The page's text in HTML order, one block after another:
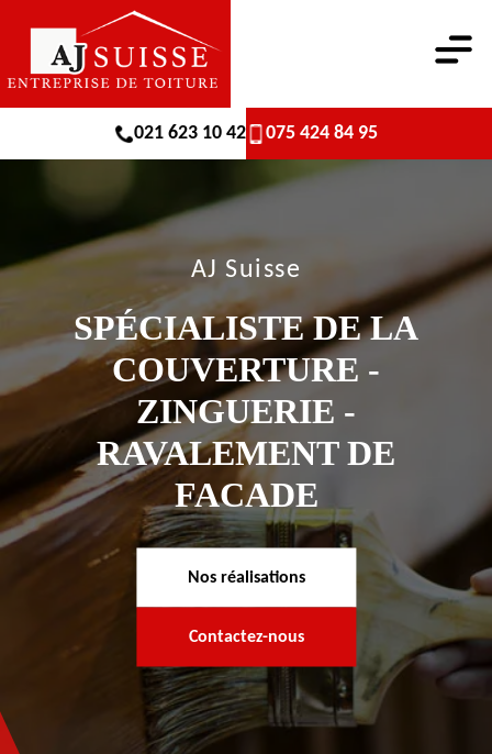
021 623 10 42 075 424 84 95
AJ Suisse
SPÉCIALISTE DE LA
COUVERTURE -
ZINGUERIE -
RAVALEMENT DE
FACADE
Nos réalisations
Contactez-nous